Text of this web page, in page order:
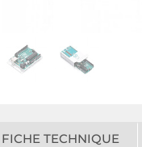
FICHE TECHNIQUE